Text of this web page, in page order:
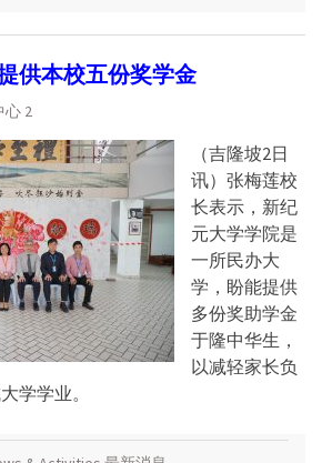
供本校五份奖学金
心 2
（吉隆坡2日
讯）张梅莲校
长表示，新纪
元大学学院是
一所民办大
学，盼能提供
多份奖助学金
于隆中华生，
以减轻家长负
学学业。